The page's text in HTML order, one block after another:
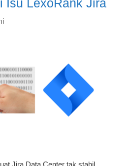
Isu LexoRank Jira
Jira Data Center tak stabil